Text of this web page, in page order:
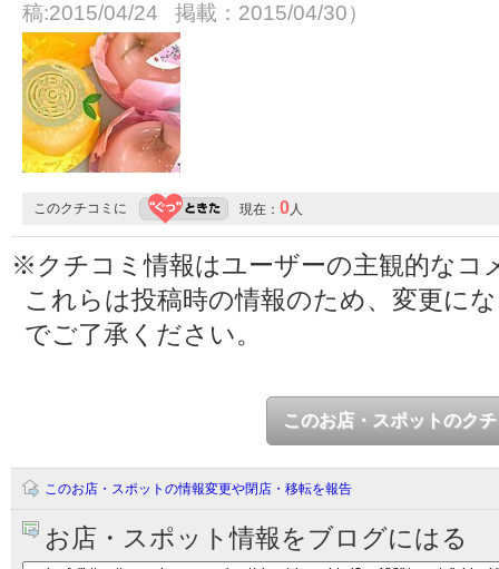
稿:2015/04/24 掲載：2015/04/30）
このクチコミに 現在： 0 人
※クチコミ情報はユーザーの主観的なコ
これらは投稿時の情報のため、変更に
でご了承ください。
このお店・スポットのク
このお店・スポットの情報変更や閉店・移転を報告
お店・スポット情報をブログにはる